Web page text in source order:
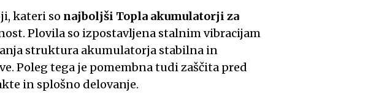
kateri so najboljši Topla akumulatorji za
Plovila so izpostavljena stalnim vibracijam
struktura akumulatorja stabilna in
Poleg tega je pomembna tudi zaščita pred
in splošno delovanje.